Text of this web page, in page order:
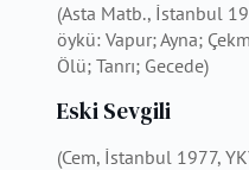
(Asta Matb., İstanbul
öykü: Vapur; Ayna;
Ölü; Tanrı; Gecede)
Eski Sevgili
(Cem, İstanbul 1977,